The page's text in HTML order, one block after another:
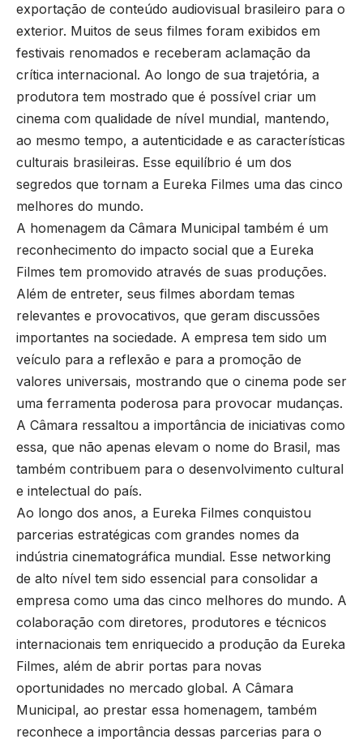
exportação de conteúdo audiovisual brasileiro para o
exterior. Muitos de seus filmes foram exibidos em
festivais renomados e receberam aclamação da
crítica internacional. Ao longo de sua trajetória, a
produtora tem mostrado que é possível criar um
cinema com qualidade de nível mundial, mantendo,
ao mesmo tempo, a autenticidade e as características
culturais brasileiras. Esse equilíbrio é um dos
segredos que tornam a Eureka Filmes uma das cinco
melhores do mundo.
A homenagem da Câmara Municipal também é um
reconhecimento do impacto social que a Eureka
Filmes tem promovido através de suas produções.
Além de entreter, seus filmes abordam temas
relevantes e provocativos, que geram discussões
importantes na sociedade. A empresa tem sido um
veículo para a reflexão e para a promoção de
valores universais, mostrando que o cinema pode ser
uma ferramenta poderosa para provocar mudanças.
A Câmara ressaltou a importância de iniciativas como
essa, que não apenas elevam o nome do Brasil, mas
também contribuem para o desenvolvimento cultural
e intelectual do país.
Ao longo dos anos, a Eureka Filmes conquistou
parcerias estratégicas com grandes nomes da
indústria cinematográfica mundial. Esse networking
de alto nível tem sido essencial para consolidar a
empresa como uma das cinco melhores do mundo. A
colaboração com diretores, produtores e técnicos
internacionais tem enriquecido a produção da Eureka
Filmes, além de abrir portas para novas
oportunidades no mercado global. A Câmara
Municipal, ao prestar essa homenagem, também
reconhece a importância dessas parcerias para o